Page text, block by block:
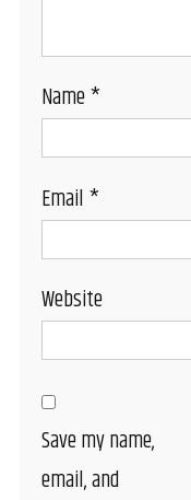
Name*
Email*
Website
Save my name,
email, and